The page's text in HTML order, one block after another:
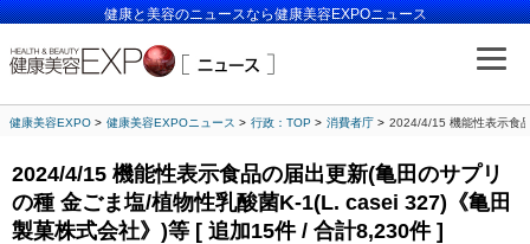
健康と美容のニュースなら健康美容EXPOニュース
健康美容EXPO 健康美容EXPOニュース 行政：TOP 消費者庁 2024/4/15 機能性表示食
2024/4/15 機能性表示食品の届出更新(亀田のサプリ
の種 金ごま塩/植物性乳酸菌K-1(L. casei 327)《亀田
製菓株式会社》)等 [ 追加15件 / 合計8,230件 ]